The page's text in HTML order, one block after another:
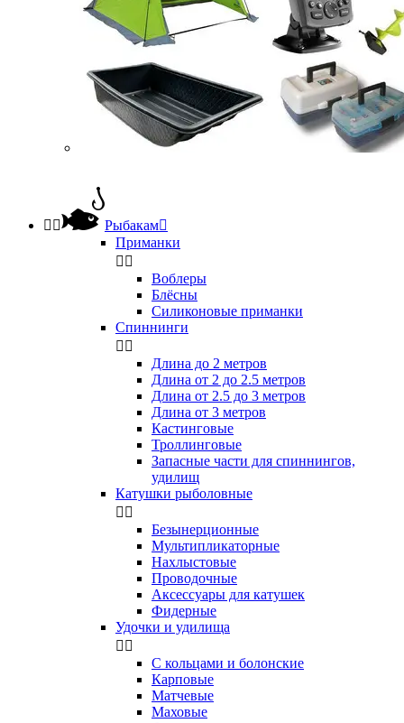
  Рыбакам
Приманки
 
Воблеры
Блёсны
Силиконовые приманки
Спиннинги
 
Длина до 2 метров
Длина от 2 до 2.5 метров
Длина от 2.5 до 3 метров
Длина от 3 метров
Кастинговые
Троллинговые
Запасные части для спиннингов,
удилищ
Катушки рыболовные
 
Безынерционные
Мультипликаторные
Нахлыстовые
Проводочные
Аксессуары для катушек
Фидерные
Удочки и удилища
 
С кольцами и болонские
Карповые
Матчевые
Маховые